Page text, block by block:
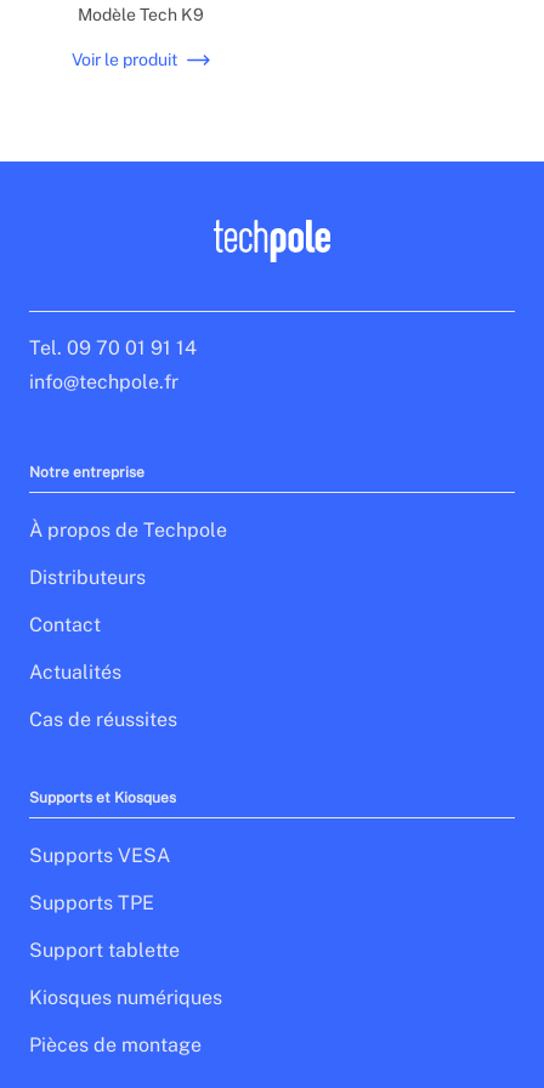
Modèle Tech K9
Voir le produit
Tel. 09 70 01 91 14
info@techpole.fr
Notre entreprise
À propos de Techpole
Distributeurs
Contact
Actualités
Cas de réussites
Supports et Kiosques
Supports VESA
Supports TPE
Support tablette
Kiosques numériques
Pièces de montage